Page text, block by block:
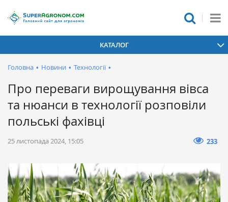
КАТАЛОГ
Головна • Новини • Технології •
Про переваги вирощування вівса
та нюанси в технології розповіли
польські фахівці
25 листопада 2024, 15:05 233